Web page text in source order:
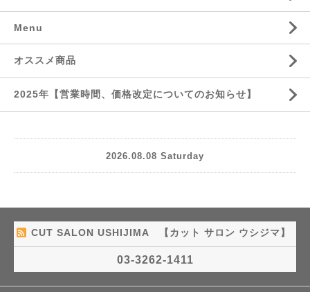
Menu
オススメ商品
2025年【営業時間、価格改定についてのお知らせ】
2026.08.08 Saturday
CUT SALON USHIJIMA 【カット サロン ウシジマ】
03-3262-1411